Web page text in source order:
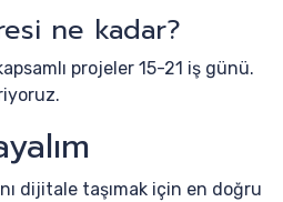
ne kadar?
projeler 15-21 iş günü.
dijitale taşımak için en doğru